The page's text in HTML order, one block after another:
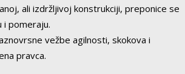
ali izdržljivoj konstrukciji, preponice se
i pomeraju.
vežbe agilnosti, skokova i
pravca.